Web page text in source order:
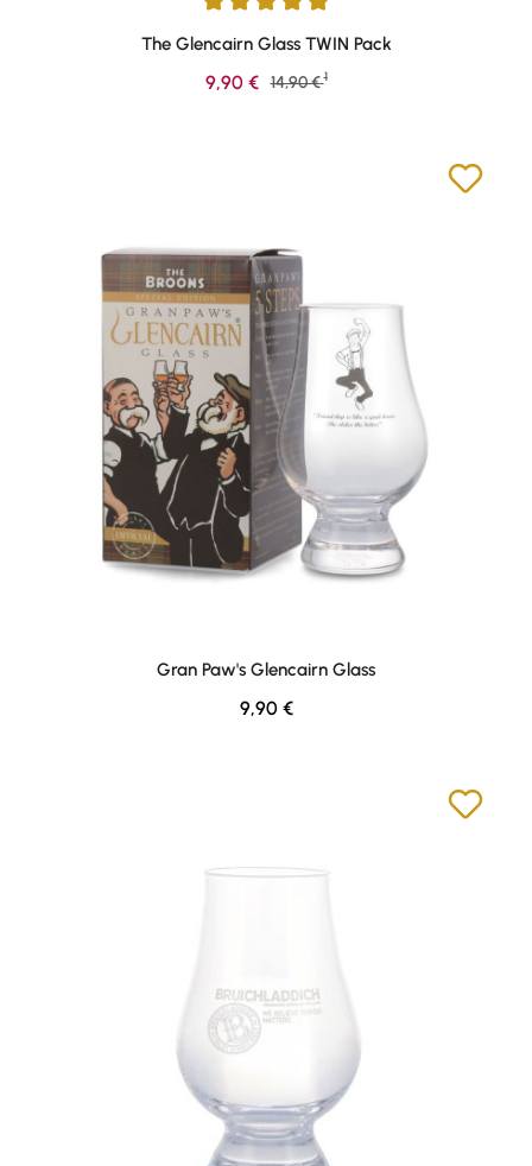
Durchschnittliche Bewertung von 4.97 von 5 Sternen
The Glencairn Glass TWIN Pack
Verkaufspreis:
9,90 € Regulärer Preis:
14,90 € 1
Gran Paw's Glencairn Glass
Regulärer Preis:
9,90 €